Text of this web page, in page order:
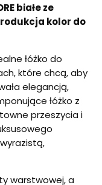
białe ze
kolor do
łóżko do
które chcą, aby
elegancją,
łóżko z
przeszycia i
warstwowej, a